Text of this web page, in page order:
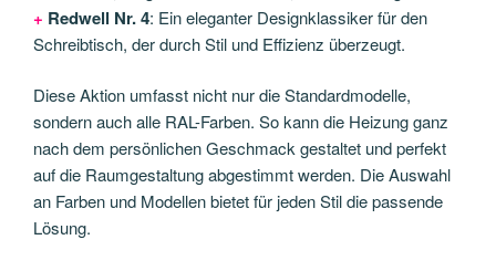
+ Redwell Nr. 4: Ein eleganter Designklassiker für den
Schreibtisch, der durch Stil und Effizienz überzeugt.
Diese Aktion umfasst nicht nur die Standardmodelle,
sondern auch alle RAL-Farben. So kann die Heizung ganz
nach dem persönlichen Geschmack gestaltet und perfekt
auf die Raumgestaltung abgestimmt werden. Die Auswahl
an Farben und Modellen bietet für jeden Stil die passende
Lösung.